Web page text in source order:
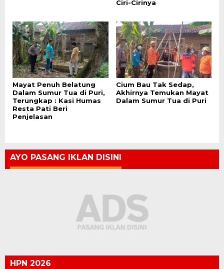
Ciri-Cirinya
Mayat Penuh Belatung
Dalam Sumur Tua di Puri,
Terungkap : Kasi Humas
Resta Pati Beri
Penjelasan
Cium Bau Tak Sedap,
Akhirnya Temukan Mayat
Dalam Sumur Tua di Puri
AYO PASANG IKLAN DISINI
HPN 2026